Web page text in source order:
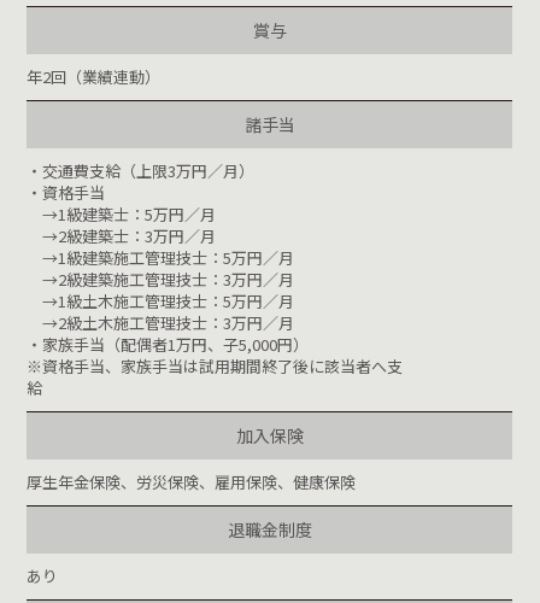
賞与
年2回（業績連動）
諸手当
・交通費支給（上限3万円／月）
・資格手当
→1級建築士：5万円／月
→2級建築士：3万円／月
→1級建築施工管理技士：5万円／月
→2級建築施工管理技士：3万円／月
→1級土木施工管理技士：5万円／月
→2級土木施工管理技士：3万円／月
・家族手当（配偶者1万円、子5,000円）
※資格手当、家族手当は試用期間終了後に該当者へ支
給
加入保険
厚生年金保険、労災保険、雇用保険、健康保険
退職金制度
あり